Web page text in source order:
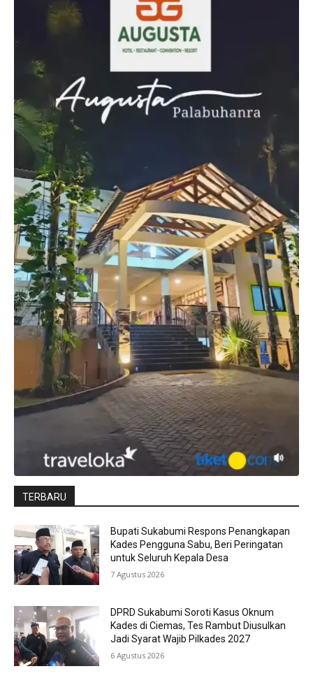
TERBARU
Bupati Sukabumi Respons Penangkapan
Kades Pengguna Sabu, Beri Peringatan
untuk Seluruh Kepala Desa
7 Agustus 2026
DPRD Sukabumi Soroti Kasus Oknum
Kades di Ciemas, Tes Rambut Diusulkan
Jadi Syarat Wajib Pilkades 2027
6 Agustus 2026